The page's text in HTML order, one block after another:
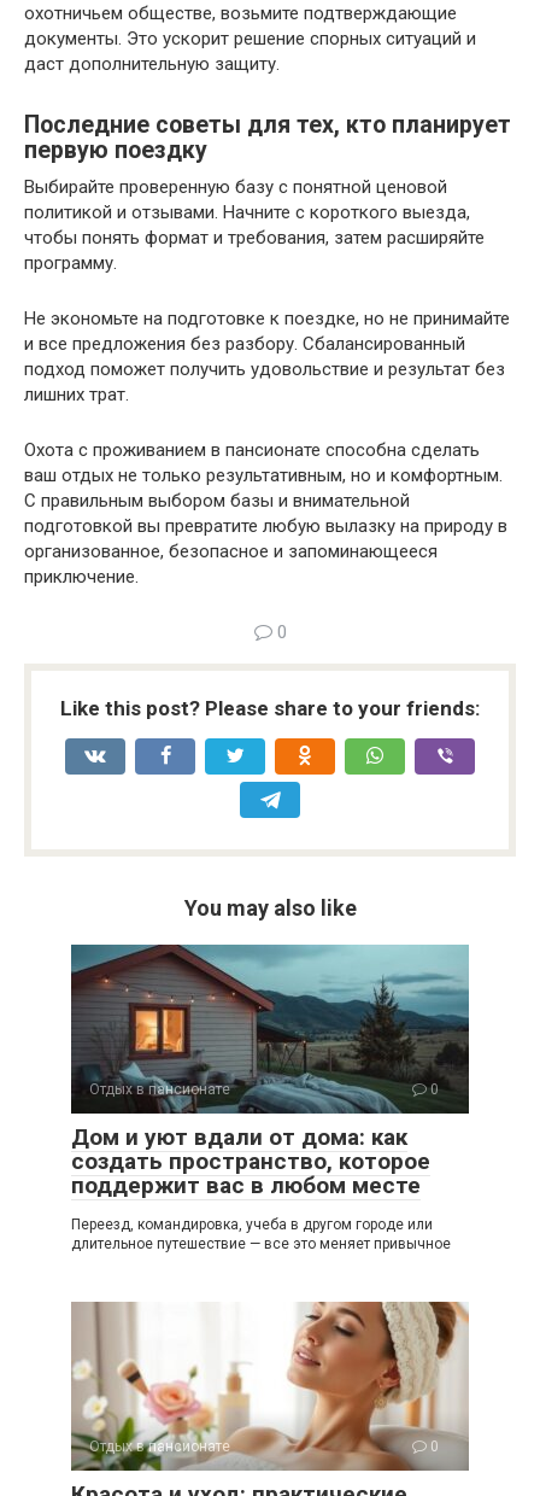
охотничьем обществе, возьмите подтверждающие
документы. Это ускорит решение спорных ситуаций и
даст дополнительную защиту.
Последние советы для тех, кто планирует
первую поездку
Выбирайте проверенную базу с понятной ценовой
политикой и отзывами. Начните с короткого выезда,
чтобы понять формат и требования, затем расширяйте
программу.
Не экономьте на подготовке к поездке, но не принимайте
и все предложения без разбору. Сбалансированный
подход поможет получить удовольствие и результат без
лишних трат.
Охота с проживанием в пансионате способна сделать
ваш отдых не только результативным, но и комфортным.
С правильным выбором базы и внимательной
подготовкой вы превратите любую вылазку на природу в
организованное, безопасное и запоминающееся
приключение.
0
Like this post? Please share to your friends:
You may also like
Отдых в пансионате 0
Дом и уют вдали от дома: как
создать пространство, которое
поддержит вас в любом месте
Переезд, командировка, учеба в другом городе или
длительное путешествие — все это меняет привычное
Отдых в пансионате 0